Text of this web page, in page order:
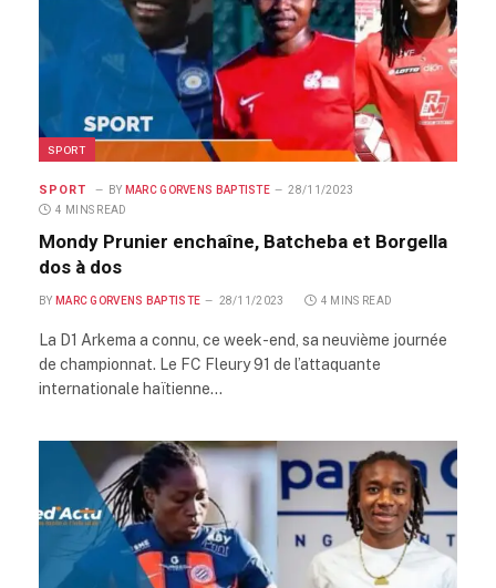
SPORT
SPORT BY MARC GORVENS BAPTISTE
28/11/2023
4 MINS READ
Mondy Prunier enchaîne, Batcheba et Borgella
dos à dos
BY MARC GORVENS BAPTISTE 28/11/2023 4 MINS READ
La D1 Arkema a connu, ce week-end, sa neuvième journée
de championnat. Le FC Fleury 91 de l’attaquante
internationale haïtienne…